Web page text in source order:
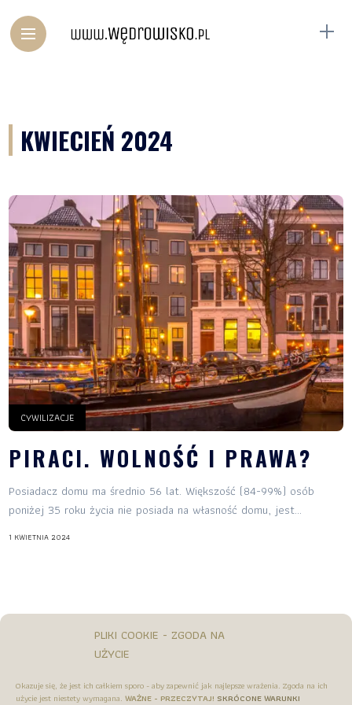
PLIKI COOKIE - ZGODA NA
UŻYCIE
Okazuje się, że jest ich całkiem sporo - aby zapewnić jak najlepsze wrażenia. Zgoda na ich
użycie jest niestety wymagana. WAŻNE - PRZECZYTAJ! SKRÓCONE WARUNKI
KWIECIEŃ 2024
CYWILIZACJE
PIRACI. WOLNOŚĆ I PRAWA?
Posiadacz domu ma średnio 56 lat. Większość (84-99%) osób
poniżej 35 roku życia nie posiada na własność domu, jest...
1 KWIETNIA 2024